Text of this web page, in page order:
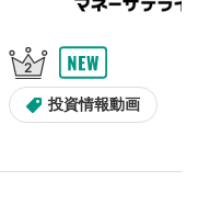
できます。
投資情報動画